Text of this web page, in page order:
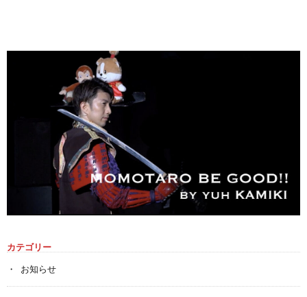
カテゴリー
お知らせ